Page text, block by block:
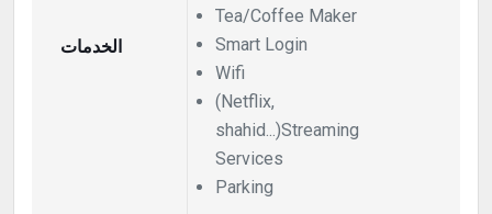
الخدمات
Tea/Coffee Maker
Smart Login
Wifi
(Netflix,
shahid...)Streaming
Services
Parking